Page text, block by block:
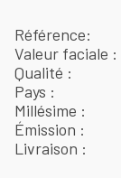
Référence
Valeur faciale
Qualité
Pays
Millésime
Émission
Livraison